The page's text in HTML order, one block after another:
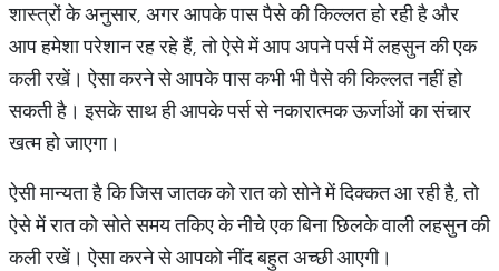
शास्त्रों के अनुसार, अगर आपके पास पैसे की किल्लत हो रही है और
आप हमेशा परेशान रह रहे हैं, तो ऐसे में आप अपने पर्स में लहसुन की एक
कली रखें। ऐसा करने से आपके पास कभी भी पैसे की किल्लत नहीं हो
सकती है। इसके साथ ही आपके पर्स से नकारात्मक ऊर्जाओं का संचार
खत्म हो जाएगा।
ऐसी मान्यता है कि जिस जातक को रात को सोने में दिक्कत आ रही है, तो
ऐसे में रात को सोते समय तकिए के नीचे एक बिना छिलके वाली लहसुन की
कली रखें। ऐसा करने से आपको नींद बहुत अच्छी आएगी।